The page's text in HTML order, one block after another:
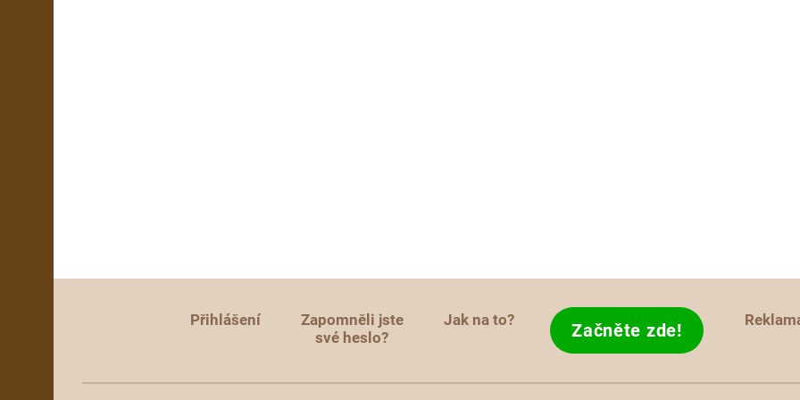
Přihlášení
Zapomněli jste
své heslo?
Jak na to? Začněte zde!